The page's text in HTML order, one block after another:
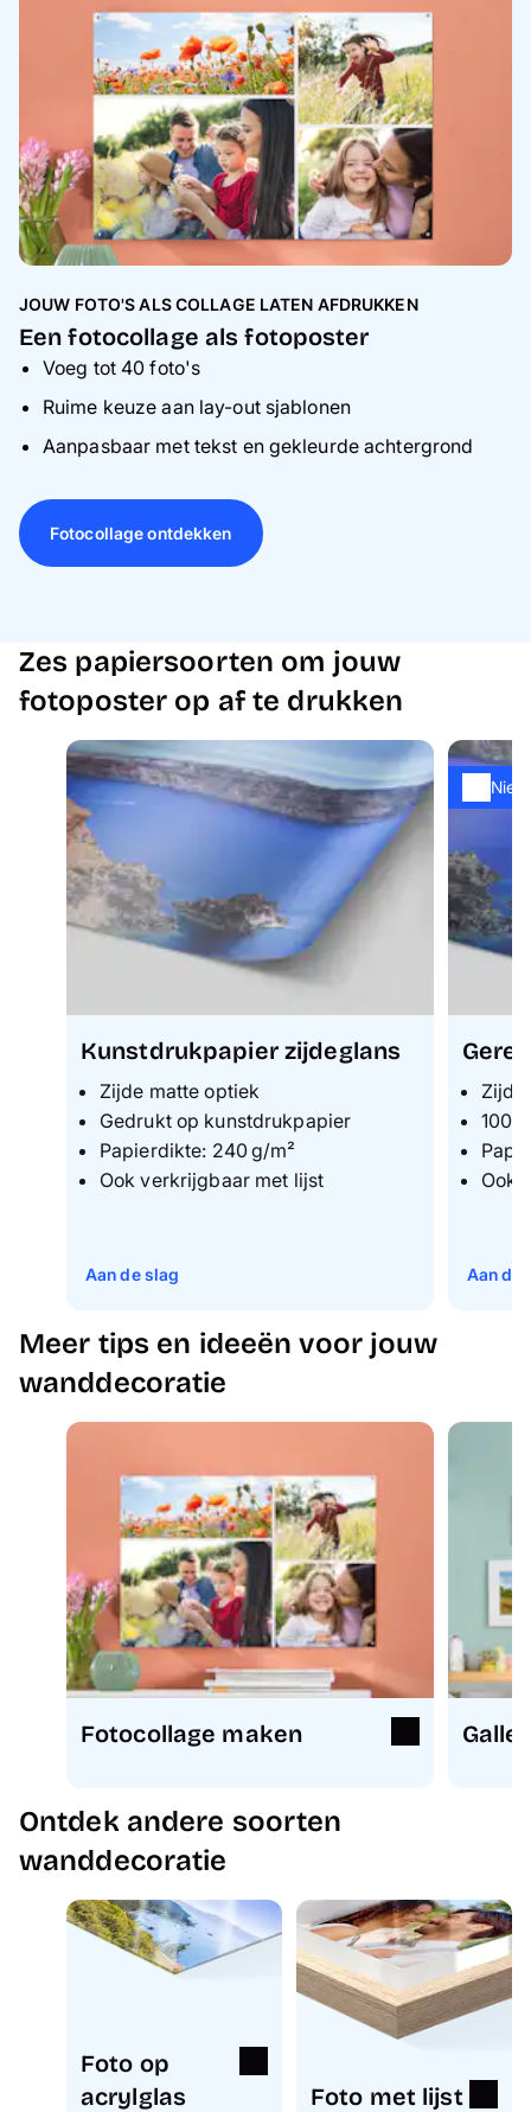
JOUW FOTO'S ALS COLLAGE LATEN AFDRUKKEN
Een fotocollage als fotoposter
Voeg tot 40 foto's
Ruime keuze aan lay-out sjablonen
Aanpasbaar met tekst en gekleurde achtergrond
Fotocollage ontdekken
Zes papiersoorten om jouw
fotoposter op af te drukken
Kunstdrukpapier zijdeglans
Zijde matte optiek
Gedrukt op kunstdrukpapier
Papierdikte: 240 g/m²
Ook verkrijgbaar met lijst
Aan de slag
Zijde
Ook
Aan de
Meer tips en ideeën voor jouw
wanddecoratie
Fotocollage maken
Ontdek andere soorten
wanddecoratie
Foto op
acrylglas
Foto met lijst